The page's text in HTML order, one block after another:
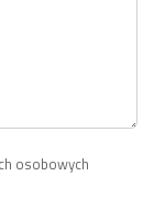
osobowych